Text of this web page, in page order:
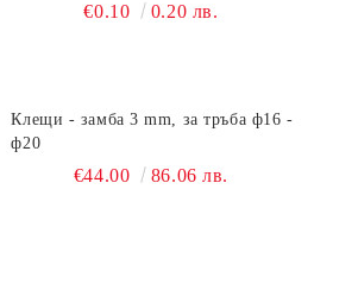
€0.10 0.20 лв.
Клещи - замба 3 mm, за тръба ф16 -
ф20
€44.00 86.06 лв.